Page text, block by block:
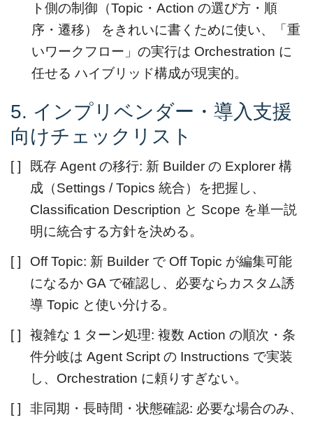
ト側の制御（Topic・Action の選び方・順
序・遷移） をきれいに書くために使い、「重
いワークフロー」の実行は Orchestration に
任せる ハイブリッド構成が現実的。
5. インプリベンダー・導入支援
向けチェックリスト
[ ]
既存 Agent の移行: 新 Builder の Explorer 構
成（Settings / Topics 統合）を把握し、
Classification Description と Scope を単一説
明に統合する方針を決める。
[ ]
Off Topic: 新 Builder で Off Topic が編集可能
になるか GA で確認し、必要ならカスタム誘
導 Topic と使い分ける。
[ ]
複雑な 1 ターン処理: 複数 Action の順次・条
件分岐は Agent Script の Instructions で実装
し、Orchestration に頼りすぎない。
[ ]
非同期・長時間・状態確認: 必要な場合のみ、